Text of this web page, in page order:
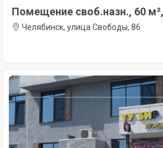
Помещение своб.назн., 60
Челябинск, улица Свободы, 86